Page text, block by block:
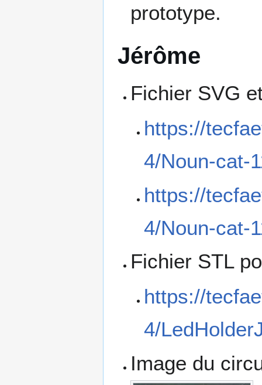
prototype.
Jérôme
Fichier SVG
https://
4/Noun-cat-
https://
4/Noun-cat-
Fichier STL
https://
4/
Image du